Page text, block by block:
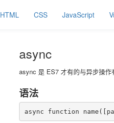
HTML CSS JavaScript
async
async 是 ES7 才有的与异步操作
语法
async function